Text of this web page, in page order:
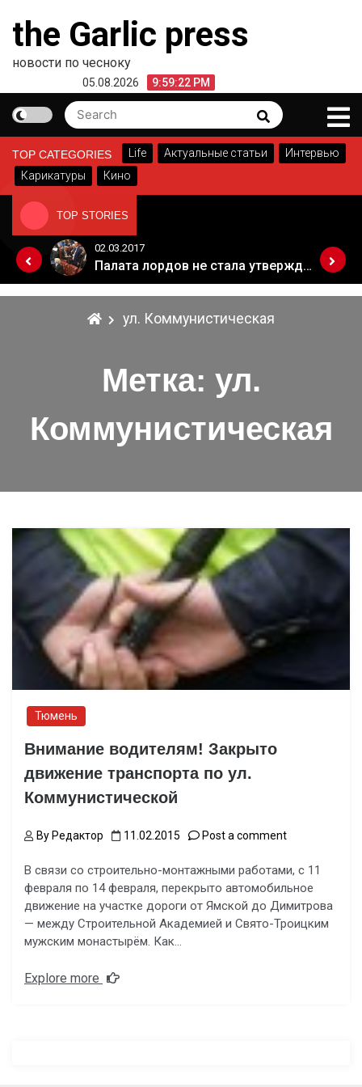
content
the Garlic press
новости по чесноку
05.08.2026 9:59:22 PM
Search
for:
Search
TOP CATEGORIES Life Актуальные статьи
Интервью
Карикатуры
Кино
TOP STORIES
Когда Россия разрешит полеты в Грузию. Позиция Кремля
02.03.2017
Палата лордов не стала утверждать законопроект о "брексите"
ул. Коммунистическая
Метка: ул.
Коммунистическая
Тюмень
Внимание водителям! Закрыто
движение транспорта по ул.
Коммунистической
By Редактор 11.02.2015 Post a comment
В связи со строительно-монтажными работами, с 11
февраля по 14 февраля, перекрыто автомобильное
движение на участке дороги от Ямской до Димитрова
— между Строительной Академией и Свято-Троицким
мужским монастырём. Как…
Explore more